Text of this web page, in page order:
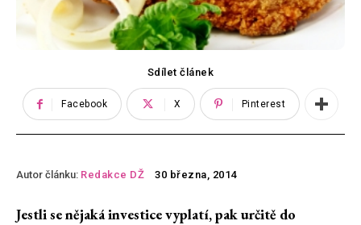
Sdílet článek
Facebook X Pinterest
Autor článku: Redakce DŽ 30 března, 2014
Jestli se nějaká investice vyplatí, pak určitě do